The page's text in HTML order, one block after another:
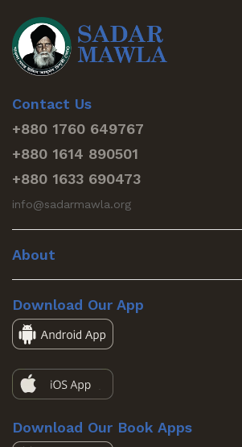
Contact Us
+880 1760 649767
+880 1614 890501
+880 1633 690473
info@sadarmawla.org
About
Download Our App
Download Our Book Apps